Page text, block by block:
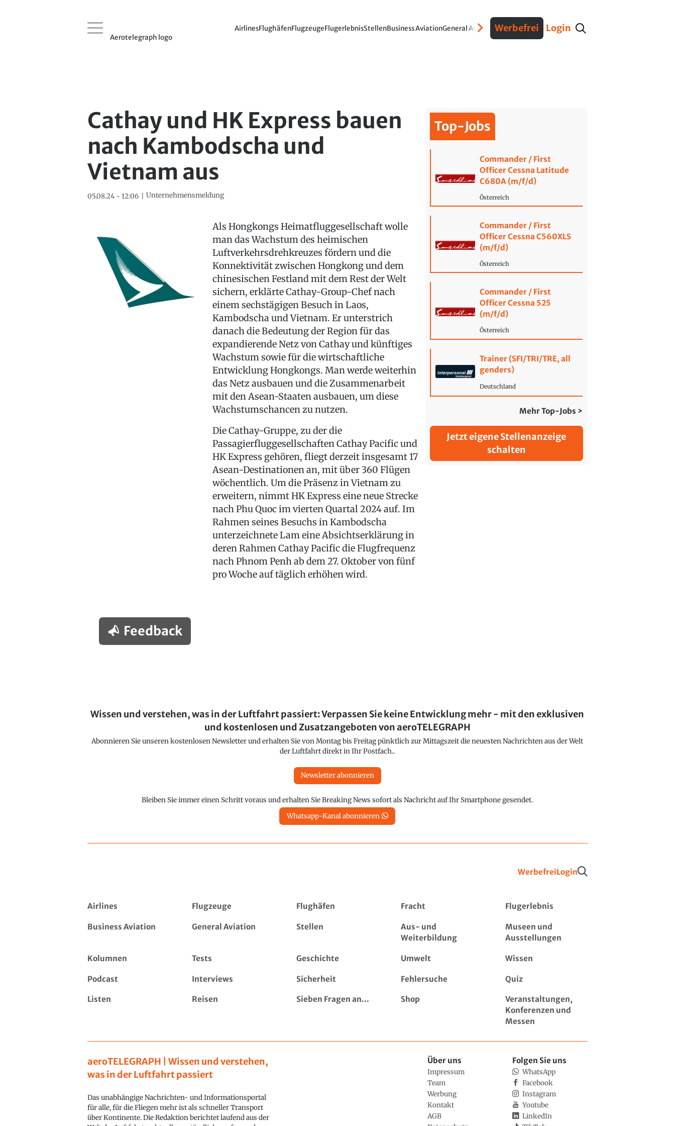
Aerotelegraph logo
AirlinesFlughäfenFlugzeugeFlugerlebnisStellenBusiness AviationGeneral AviationVerteidigungInterviews Fracht
Werbefrei Login
Cathay und HK Express bauen
nach Kambodscha und
Vietnam aus
05.08.24 - 12:06 Unternehmensmeldung
Als Hongkongs Heimatfluggesellschaft wolle
man das Wachstum des heimischen
Luftverkehrsdrehkreuzes fördern und die
Konnektivität zwischen Hongkong und dem
chinesischen Festland mit dem Rest der Welt
sichern, erklärte Cathay-Group-Chef nach
einem sechstägigen Besuch in Laos,
Kambodscha und Vietnam. Er unterstrich
danach die Bedeutung der Region für das
expandierende Netz von Cathay und künftiges
Wachstum sowie für die wirtschaftliche
Entwicklung Hongkongs. Man werde weiterhin
das Netz ausbauen und die Zusammenarbeit
mit den Asean-Staaten ausbauen, um diese
Wachstumschancen zu nutzen.
Die Cathay-Gruppe, zu der die
Passagierfluggesellschaften Cathay Pacific und
HK Express gehören, fliegt derzeit insgesamt 17
Asean-Destinationen an, mit über 360 Flügen
wöchentlich. Um die Präsenz in Vietnam zu
erweitern, nimmt HK Express eine neue Strecke
nach Phu Quoc im vierten Quartal 2024 auf. Im
Rahmen seines Besuchs in Kambodscha
unterzeichnete Lam eine Absichtserklärung in
deren Rahmen Cathay Pacific die Flugfrequenz
nach Phnom Penh ab dem 27. Oktober von fünf
pro Woche auf täglich erhöhen wird.
Feedback
Top-Jobs
Commander / First
Officer Cessna Latitude
C680A (m/f/d)
Österreich
Commander / First
Officer Cessna C560XLS
(m/f/d)
Österreich
Commander / First
Officer Cessna 525
(m/f/d)
Österreich
Trainer (SFI/TRI/TRE, all
genders)
Deutschland
Mehr Top-Jobs >
Jetzt eigene Stellenanzeige
schalten
Wissen und verstehen, was in der Luftfahrt passiert: Verpassen Sie keine Entwicklung mehr - mit den exklusiven
und kostenlosen und Zusatzangeboten von aeroTELEGRAPH
Abonnieren Sie unseren kostenlosen Newsletter und erhalten Sie von Montag bis Freitag pünktlich zur Mittagszeit die neuesten Nachrichten aus der Welt
der Luftfahrt direkt in Ihr Postfach..
Newsletter abonnieren
Bleiben Sie immer einen Schritt voraus und erhalten Sie Breaking News sofort als Nachricht auf Ihr Smartphone gesendet.
Whatsapp-Kanal abonnieren
WerbefreiLogin
Airlines Flugzeuge Flughäfen Fracht Flugerlebnis
Business Aviation General Aviation Stellen
Aus- und
Weiterbildung
Museen und
Ausstellungen
Kolumnen Tests Geschichte Umwelt Wissen
Podcast Interviews Sicherheit Fehlersuche Quiz
Listen Reisen Sieben Fragen an... Shop
Veranstaltungen,
Konferenzen und
Messen
aeroTELEGRAPH | Wissen und verstehen,
was in der Luftfahrt passiert
Das unabhängige Nachrichten- und Informationsportal
für alle, für die Fliegen mehr ist als schneller Transport
über Kontinente. Die Redaktion berichtet laufend aus der
Über uns
Impressum
Team
Werbung
Kontakt
AGB
Folgen Sie uns
WhatsApp
Facebook
Instagram
Youtube
LinkedIn